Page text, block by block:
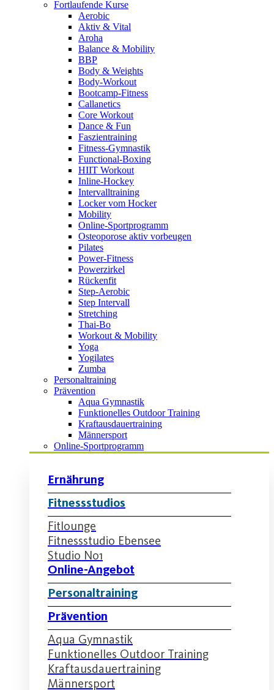
Fortlaufende Kurse
Aerobic
Aktiv & Vital
Aroha
Balance & Mobility
BBP
Body & Weights
Body-Workout
Bootcamp-Fitness
Callanetics
Core Workout
Dance & Fun
Faszientraining
Fitness-Gymnastik
Functional-Boxing
HIIT Workout
Inline-Hockey
Intervalltraining
Locker vom Hocker
Mobility
Online-Sportprogramm
Osteoporose aktiv vorbeugen
Pilates
Power-Fitness
Powerzirkel
Rückenfit
Step-Aerobic
Step Intervall
Stretching
Thai-Bo
Workout & Mobility
Yoga
Yogilates
Zumba
Personaltraining
Prävention
Aqua Gymnastik
Funktionelles Outdoor Training
Kraftausdauertraining
Männersport
Online-Sportprogramm
Ernährung
Fitnessstudios
Fitlounge
Fitnessstudio Ebensee
Studio No1
Online-Angebot
Personaltraining
Prävention
Aqua Gymnastik
Funktionelles Outdoor Training
Kraftausdauertraining
Männersport